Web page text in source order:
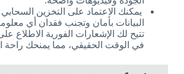
يمكنك الاعتماد على التخزين
البيانات بأمان وتجنب فقدان أي
تتيح لك الإشعارات الفورية الاطلاع
في الوقت الحقيقي، مما يمنحك راحة